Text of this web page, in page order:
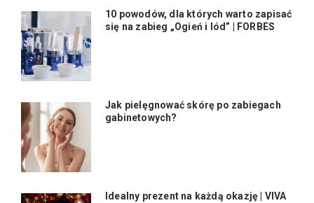
10 powodów, dla których warto zapisać
się na zabieg „Ogień i lód” | FORBES
Jak pielęgnować skórę po zabiegach
gabinetowych?
Idealny prezent na każdą okazję | VIVA